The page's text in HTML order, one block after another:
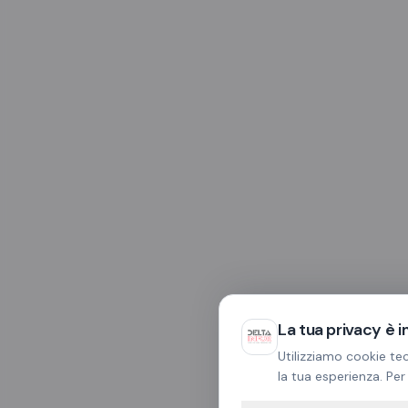
La tua privacy è
Utilizziamo cookie
la tua esperienza.